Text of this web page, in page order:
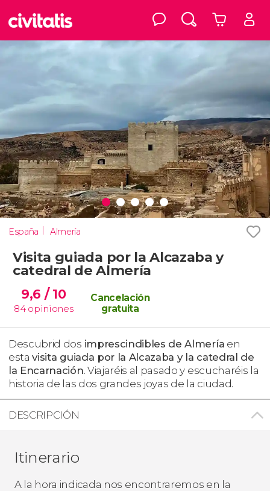
España Almería
Visita guiada por la Alcazaba y
catedral de Almería
9,6 / 10
84 opiniones
Cancelación
gratuita
Descubrid dos imprescindibles de Almería en
estavisita guiada por la Alcazaba y la catedral de
la Encarnación. Viajaréis al pasado y escucharéis la
historia de las dos grandes joyas de la ciudad.
DESCRIPCIÓN
Itinerario
A la hora indicada nos encontraremos en la